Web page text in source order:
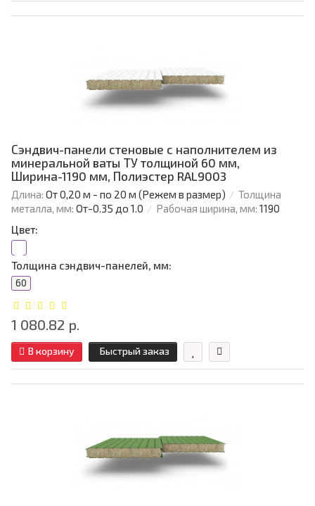
Сэндвич-панели стеновые с наполнителем из
минеральной ваты ТУ толщиной 60 мм,
Ширина-1190 мм, Полиэстер RAL9003
Длина: От 0,20 м - по 20 м (Режем в размер)
Толщина
металла, мм: От-0.35 до 1.0 Рабочая ширина, мм: 1190
Цвет:
Толщина сэндвич-панелей, мм:
60
1 080.82 р.
В корзину Быстрый заказ